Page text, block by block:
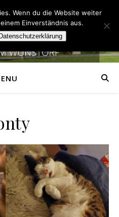
Wenn du die Website weiter
Einverständnis aus.
Datenschutzerklärung